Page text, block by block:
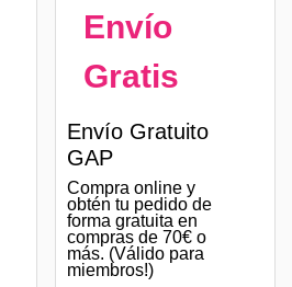
Envío
Gratis
Envío Gratuito
GAP
Compra online y
obtén tu pedido de
forma gratuita en
compras de 70€ o
más. (Válido para
miembros!)